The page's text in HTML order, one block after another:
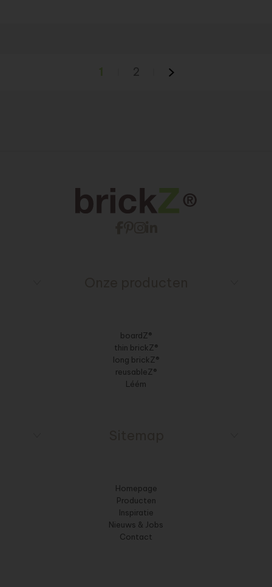
1 2
boardZ®
thin brickZ®
long brickZ®
reusableZ®
Léém
Homepage
Producten
Inspiratie
Nieuws & Jobs
Contact